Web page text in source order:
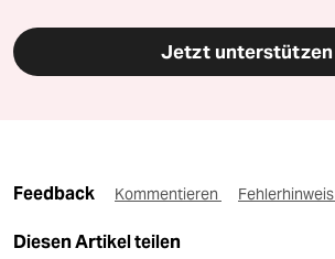
genossenschaft
Jetzt unterstützen
Feedback Kommentieren Fehlerhinweis
Diesen Artikel teilen